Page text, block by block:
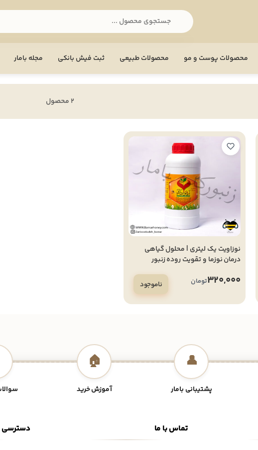
محصولات پوست و مو محصولات طبیعی ثبت فیش بانکی مجله بامار
2 محصول
نوزاویت یک لیتری | محلول گیاهی
درمان نوزما و تقویت روده زنبور
320,000تومان ناموجود
👤
پشتیبانی بامار
🏠
آموزش خرید
دسترسی تماس با ما